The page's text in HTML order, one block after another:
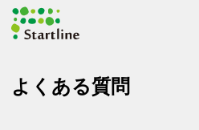
イ
よくある質問